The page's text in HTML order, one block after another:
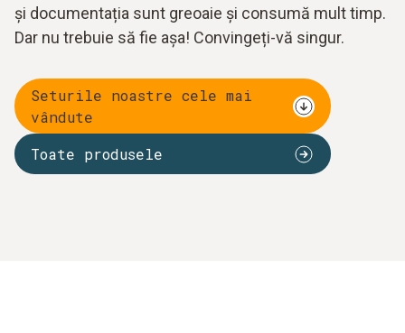
și documentația sunt greoaie și consumă mult timp.
Dar nu trebuie să fie așa! Convingeți-vă singur.
Seturile noastre cele mai
vândute
Toate produsele